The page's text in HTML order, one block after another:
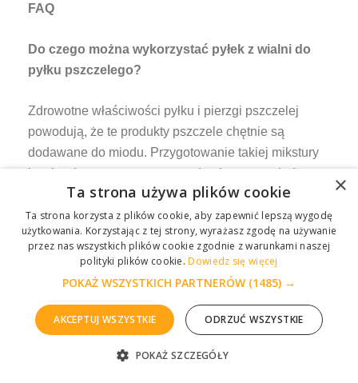
FAQ
Do czego można wykorzystać pyłek z wialni do
pyłku pszczelego?
Zdrowotne właściwości pyłku i pierzgi pszczelej
powodują, że te produkty pszczele chętnie są
dodawane do miodu. Przygotowanie takiej mikstury
jest bardzo proste: wystarczy do płynnego miodu
dodać zmieloną porcję pyłku i pierzgi pszczelej a
następnie dokładnie wymieszać i umieścić w suchym
i szczelnie zamkniętym słoiku.
Kiedy najlepiej używać wialni do pyłku?
Pyłek pszczeli najczęściej jest pozyskiwany w
okresie od maja do lipca – wtedy pszczoły często
gromadzą nadmiar pyłku. Do poławiania pyłku
ZGŁOŚ PROBLEM
×
Ta strona używa plików cookie
Ta strona korzysta z plików cookie, aby zapewnić lepszą wygodę
użytkowania. Korzystając z tej strony, wyrażasz zgodę na używanie
przez nas wszystkich plików cookie zgodnie z warunkami naszej
polityki plików cookie. Dowiedz się więcej
POKAŻ WSZYSTKICH PARTNERÓW (1485) →
AKCEPTUJ WSZYSTKIE ODRZUĆ WSZYSTKIE
POKAŻ SZCZEGÓŁY